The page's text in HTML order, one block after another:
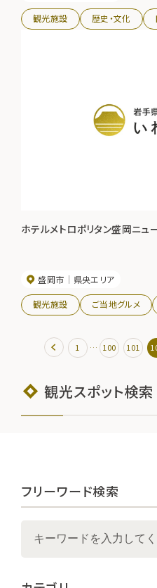
観光施設 歴史・文化
ホテルメトロポリタン盛岡ニュ
盛岡市 県央エリア
観光施設 ご当地グルメ
1 … 100 101
観光スポット検索
フリーワード検索